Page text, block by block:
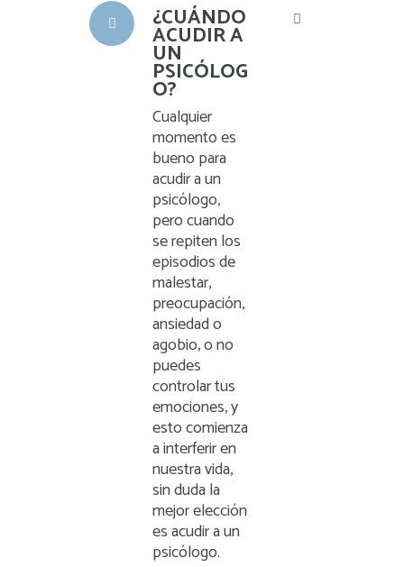
¿CUÁNDO
ACUDIR A
UN
PSICÓLOG
O?
Cualquier
momento es
bueno para
acudir a un
psicólogo,
pero cuando
se repiten los
episodios de
malestar,
preocupación,
ansiedad o
agobio, o no
puedes
controlar tus
emociones, y
esto comienza
a interferir en
nuestra vida,
sin duda la
mejor elección
es acudir a un
psicólogo.